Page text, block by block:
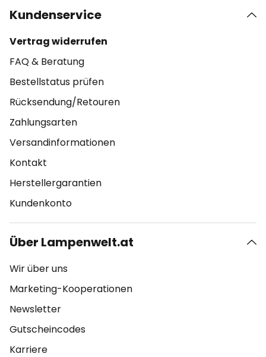
Kundenservice
Vertrag widerrufen
FAQ & Beratung
Bestellstatus prüfen
Rücksendung/Retouren
Zahlungsarten
Versandinformationen
Kontakt
Herstellergarantien
Kundenkonto
Über Lampenwelt.at
Wir über uns
Marketing-Kooperationen
Newsletter
Gutscheincodes
Karriere